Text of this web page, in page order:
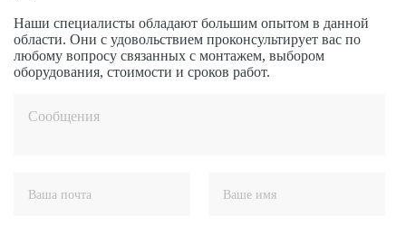
Наши специалисты обладают большим опытом в данной
области. Они с удовольствием проконсультирует вас по
любому вопросу связанных с монтажем, выбором
оборудования, стоимости и сроков работ.